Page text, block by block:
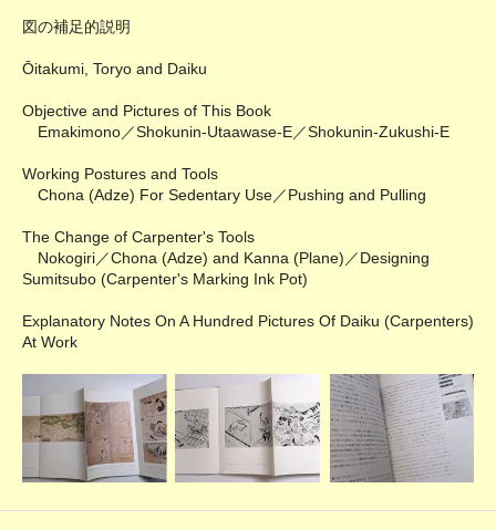
図の補足的説明
Ōitakumi, Toryo and Daiku
Objective and Pictures of This Book
Emakimono／Shokunin-Utaawase-E／Shokunin-Zukushi-E
Working Postures and Tools
Chona (Adze) For Sedentary Use／Pushing and Pulling
The Change of Carpenter's Tools
Nokogiri／Chona (Adze) and Kanna (Plane)／Designing
Sumitsubo (Carpenter's Marking Ink Pot)
Explanatory Notes On A Hundred Pictures Of Daiku (Carpenters)
At Work